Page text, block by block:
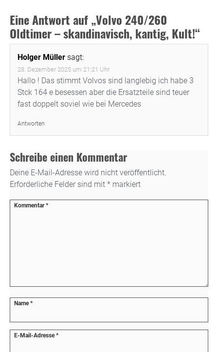
Eine Antwort auf „Volvo 240/260
Oldtimer – skandinavisch, kantig, Kult!“
Holger Müller sagt:
28. Dezember 2025 um 21:21 Uhr
Hallo ! Das stimmt Volvos sind langlebig ich habe 3
Stck 164 e besessen aber die Ersatzteile sind teuer
fast doppelt soviel wie bei Mercedes
Antworten
Schreibe einen Kommentar
Deine E-Mail-Adresse wird nicht veröffentlicht.
Erforderliche Felder sind mit * markiert
Kommentar*
Name*
E-Mail-Adresse*